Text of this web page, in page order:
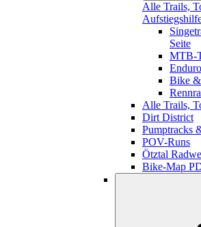
Alle Trails,
Seite
MTB-
Bike
Alle Trails,
Dirt District
Pumptracks
POV-Runs
Ötztal
Bike-Map